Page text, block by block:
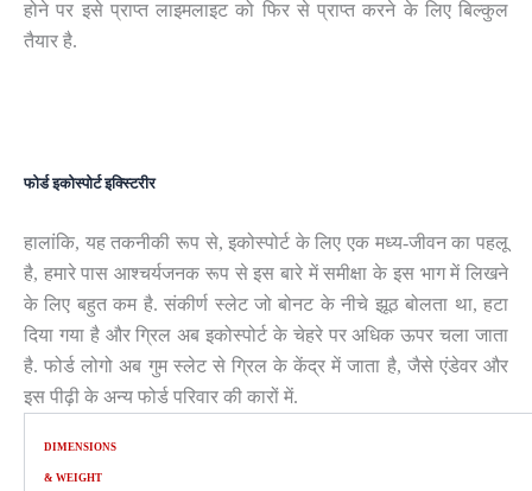
होने पर इसे प्राप्त लाइमलाइट को फिर से प्राप्त करने के लिए बिल्कुल
तैयार है.
फोर्ड इकोस्पोर्ट इक्स्टिरीर
हालांकि, यह तकनीकी रूप से, इकोस्पोर्ट के लिए एक मध्य-जीवन का पहलू
है, हमारे पास आश्चर्यजनक रूप से इस बारे में समीक्षा के इस भाग में लिखने
के लिए बहुत कम है. संकीर्ण स्लेट जो बोनट के नीचे झूठ बोलता था, हटा
दिया गया है और ग्रिल अब इकोस्पोर्ट के चेहरे पर अधिक ऊपर चला जाता
है. फोर्ड लोगो अब गुम स्लेट से ग्रिल के केंद्र में जाता है, जैसे एंडेवर और
इस पीढ़ी के अन्य फोर्ड परिवार की कारों में.
DIMENSIONS
& WEIGHT